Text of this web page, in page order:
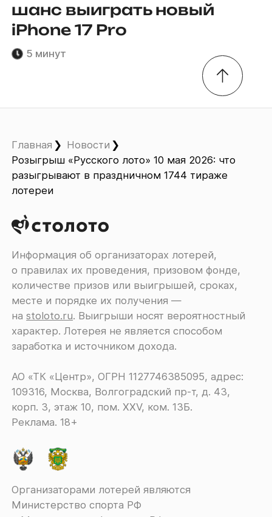
шанс выиграть новый
iPhone 17 Pro
5 минут
Главная
Новости
Розыгрыш «Русского лото» 10 мая 2026: что
разыгрывают в праздничном 1744 тираже
лотереи
Информация об организаторах лотерей,
о правилах их проведения, призовом фонде,
количестве призов или выигрышей, сроках,
месте и порядке их получения ―
наstoloto.ru. Выигрыши носят вероятностный
характер. Лотерея не является способом
заработка и источником дохода.
АО «ТК «Центр», ОГРН 1127746385095, адрес:
109316, Москва, Волгоградский пр-т, д. 43,
корп. 3, этаж 10, пом. XXV, ком. 13Б.
Реклама. 18+
Организаторами лотерей являются
Министерство спорта РФ